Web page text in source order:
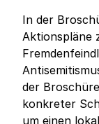
In der
Aktionspläne
der
konkreter
um einen